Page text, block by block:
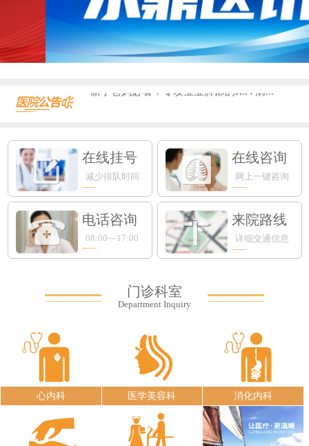
便民公告丨65周岁以上的老年朋友在苏...
门诊安排丨苏州永鼎医院国庆、中秋假期...
永鼎疫苗丨带状疱疹惠民接种活动火热预...
沪上专家护“视”界，中西合璧助成长—...
血液病患者请收藏！...
在线挂号
减少排队时间
在线咨询
网上一键咨询
电话咨询
08:00—17:00
来院路线
详细交通信息
门诊科室
Department Inquiry
心内科 医学美容科 消化内科